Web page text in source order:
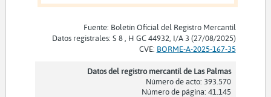
Fuente: Boletín Oficial del Registro Mercantil
Datos registrales: S 8 , H GC 44932, I/A 3 (27/08/2025)
CVE: BORME-A-2025-167-35
Datos del registro mercantil de Las Palmas
Número de acto: 393.570
Número de página: 41.145